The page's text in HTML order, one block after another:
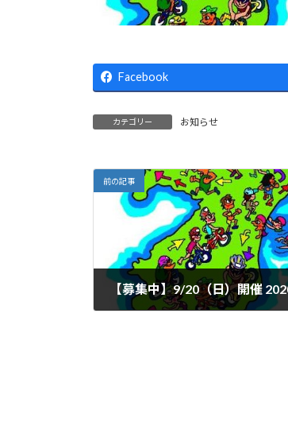
Facebook
カテゴリー お知らせ
前の記事